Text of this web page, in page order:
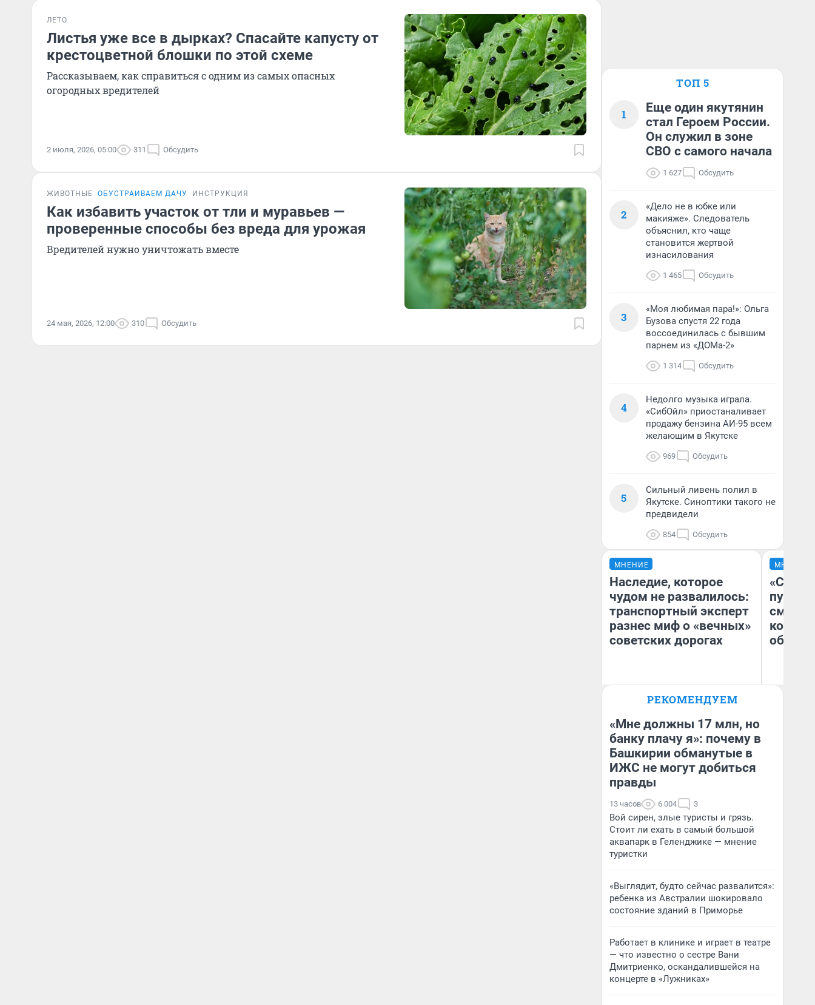
ЛЕТО
Листья уже все в дырках? Спасайте капусту от
крестоцветной блошки по этой схеме
Рассказываем, как справиться с одним из самых опасных
огородных вредителей
2 июля, 2026, 05:00 311 Обсудить
ЖИВОТНЫЕ ОБУСТРАИВАЕМ ДАЧУ ИНСТРУКЦИЯ
Как избавить участок от тли и муравьев —
проверенные способы без вреда для урожая
Вредителей нужно уничтожать вместе
24 мая, 2026, 12:00 310 Обсудить
ТОП 5
1
Еще один якутянин
стал Героем России.
Он служил в зоне
СВО с самого начала
1 627 Обсудить
2
«Дело не в юбке или
макияже». Следователь
объяснил, кто чаще
становится жертвой
изнасилования
1 465 Обсудить
3
«Моя любимая пара!»: Ольга
Бузова спустя 22 года
воссоединилась с бывшим
парнем из «ДОМа-2»
1 314 Обсудить
4
Недолго музыка играла.
«СибОйл» приостаналивает
продажу бензина АИ-95 всем
желающим в Якутске
969 Обсудить
5
Сильный ливень полил в
Якутске. Синоптики такого не
предвидели
854 Обсудить
МНЕНИЕ
Наследие, которое
чудом не развалилось:
транспортный эксперт
разнес миф о «вечных»
советских дорогах
Блогер, предприниматель,
бизнесе
МНЕНИЕ
РЕКОМЕНДУЕМ
«Мне должны 17 млн, но
банку плачу я»: почему в
Башкирии обманутые в
ИЖС не могут добиться
правды
13 часов 6 004 3
Вой сирен, злые туристы и грязь.
Стоит ли ехать в самый большой
аквапарк в Геленджике — мнение
туристки
«Выглядит, будто сейчас развалится»:
ребенка из Австралии шокировало
состояние зданий в Приморье
Работает в клинике и играет в театре
— что известно о сестре Вани
Дмитриенко, оскандалившейся на
концерте в «Лужниках»